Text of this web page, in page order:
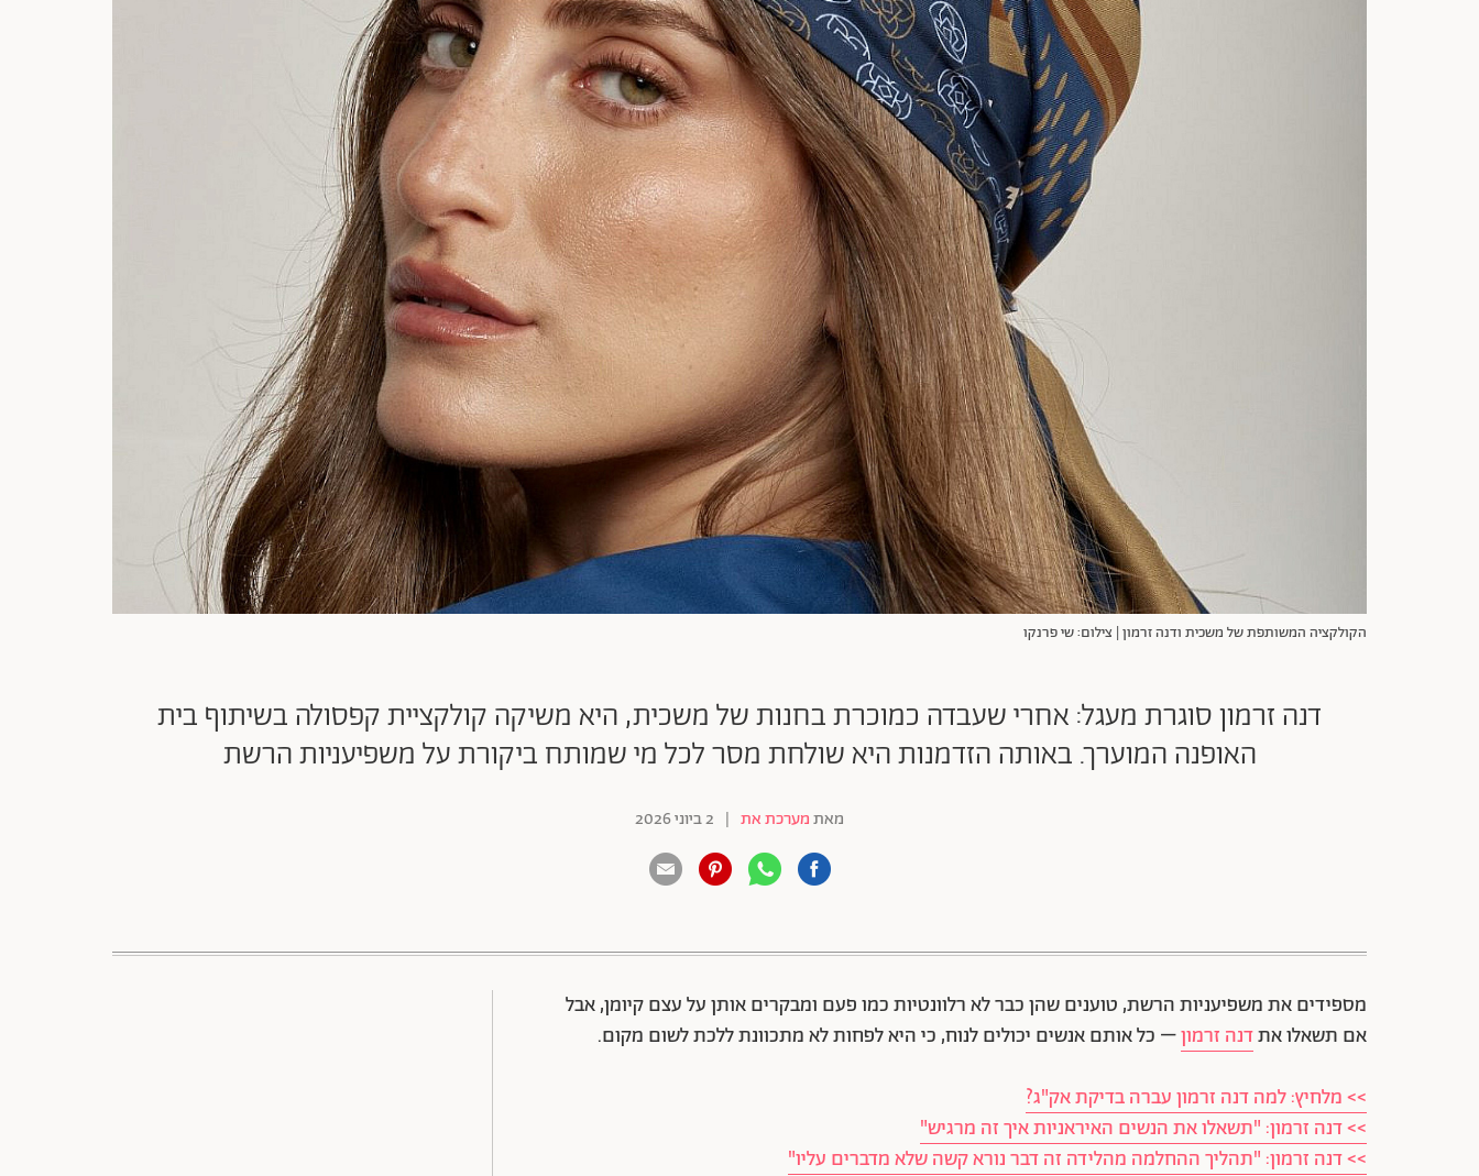
הקולקציה המשותפת של משכית ודנה זרמון | צילום: שי פרנקו
דנה זרמון סוגרת מעגל: אחרי שעבדה כמוכרת בחנות של משכית, היא משיקה קולקציית קפסולה בשיתוף בית
האופנה המוערך. באותה הזדמנות היא שולחת מסר לכל מי שמותח ביקורת על משפיעניות הרשת
מאתמערכת את | 2 ביוני 2026
מספידים את משפיעניות הרשת, טוענים שהן כבר לא רלוונטיות כמו פעם ומבקרים אותן על עצם קיומן, אבל
אם תשאלו אתדנה זרמון– כל אותם אנשים יכולים לנוח, כי היא לפחות לא מתכוונת ללכת לשום מקום.
>> מלחיץ: למה דנה זרמון עברה בדיקת אק"ג?
>> דנה זרמון: "תשאלו את הנשים האיראניות איך זה מרגיש"
>> דנה זרמון: "תהליך ההחלמה מהלידה זה דבר נורא קשה שלא מדברים עליו"